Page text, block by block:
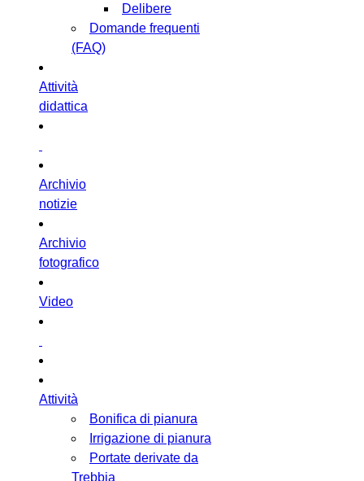
Delibere
Domande frequenti
(FAQ)
Attività
didattica
Archivio
notizie
Archivio
fotografico
Video
Attività
Bonifica di pianura
Irrigazione di pianura
Portate derivate da
Trebbia